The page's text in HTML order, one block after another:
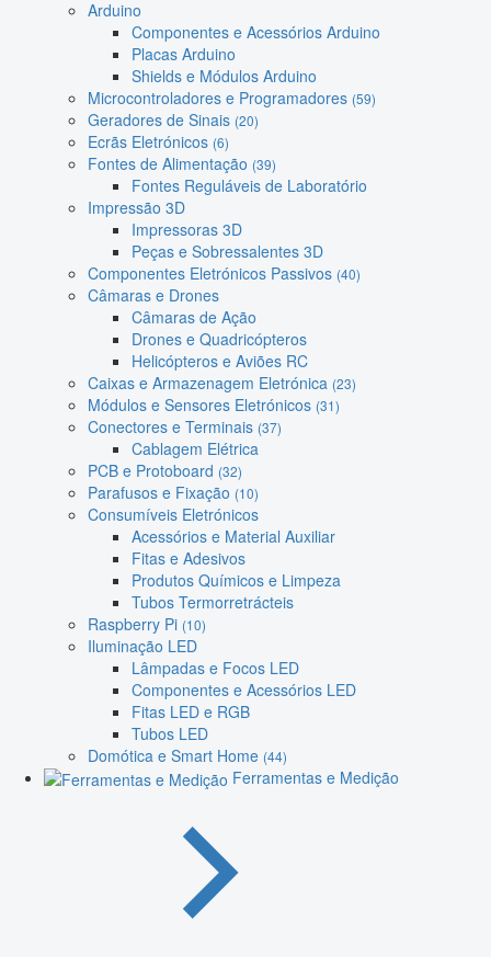
Arduino
Componentes e Acessórios Arduino
Placas Arduino
Shields e Módulos Arduino
Microcontroladores e Programadores (59)
Geradores de Sinais (20)
Ecrãs Eletrónicos (6)
Fontes de Alimentação (39)
Fontes Reguláveis de Laboratório
Impressão 3D
Impressoras 3D
Peças e Sobressalentes 3D
Componentes Eletrónicos Passivos (40)
Câmaras e Drones
Câmaras de Ação
Drones e Quadricópteros
Helicópteros e Aviões RC
Caixas e Armazenagem Eletrónica (23)
Módulos e Sensores Eletrónicos (31)
Conectores e Terminais (37)
Cablagem Elétrica
PCB e Protoboard (32)
Parafusos e Fixação (10)
Consumíveis Eletrónicos
Acessórios e Material Auxiliar
Fitas e Adesivos
Produtos Químicos e Limpeza
Tubos Termorretrácteis
Raspberry Pi (10)
Iluminação LED
Lâmpadas e Focos LED
Componentes e Acessórios LED
Fitas LED e RGB
Tubos LED
Domótica e Smart Home (44)
Ferramentas e Medição